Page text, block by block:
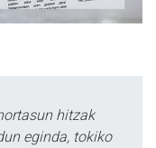
hitzak
eginda, tokiko